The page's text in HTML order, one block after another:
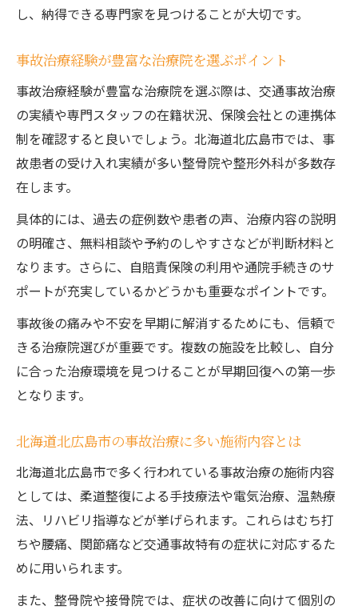
し、納得できる専門家を見つけることが大切です。
事故治療経験が豊富な治療院を選ぶポイント
事故治療経験が豊富な治療院を選ぶ際は、交通事故治療
の実績や専門スタッフの在籍状況、保険会社との連携体
制を確認すると良いでしょう。北海道北広島市では、事
故患者の受け入れ実績が多い整骨院や整形外科が多数存
在します。
具体的には、過去の症例数や患者の声、治療内容の説明
の明確さ、無料相談や予約のしやすさなどが判断材料と
なります。さらに、自賠責保険の利用や通院手続きのサ
ポートが充実しているかどうかも重要なポイントです。
事故後の痛みや不安を早期に解消するためにも、信頼で
きる治療院選びが重要です。複数の施設を比較し、自分
に合った治療環境を見つけることが早期回復への第一歩
となります。
北海道北広島市の事故治療に多い施術内容とは
北海道北広島市で多く行われている事故治療の施術内容
としては、柔道整復による手技療法や電気治療、温熱療
法、リハビリ指導などが挙げられます。これらはむち打
ちや腰痛、関節痛など交通事故特有の症状に対応するた
めに用いられます。
また、整骨院や接骨院では、症状の改善に向けて個別の